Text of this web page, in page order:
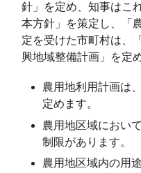
針」を定め、知事はこ
本方針」を策定し、「
定を受けた市町村は、
興地域整備計画」を定
農用地利用計画は
定めます。
農用地区域におい
制限があります。
農用地区域内の用